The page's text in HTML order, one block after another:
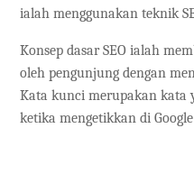
ialah menggunakan teknik
Konsep dasar SEO ialah
oleh pengunjung dengan
Kata kunci merupakan kata
ketika mengetikkan di